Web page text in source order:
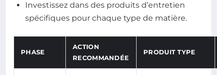
Investissez dans des produits d’entretien
spécifiques pour chaque type de matière.
PHASE
ACTION
RECOMMANDÉE
PRODUIT TYPE